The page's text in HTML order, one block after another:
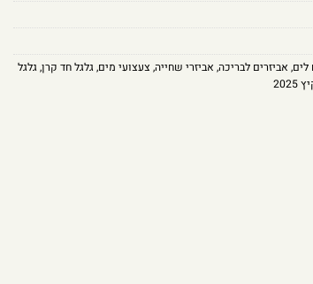
לים, אביזרים לבריכה, אביזרי שחייה, צעצועי מים,גלגל חד קרן,גלגל
2025